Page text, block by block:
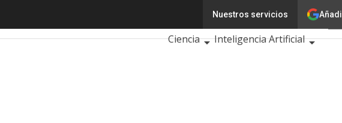
Nuestros servicios
Tecnología
Innovación
Ciencia
Inteligencia Artificial